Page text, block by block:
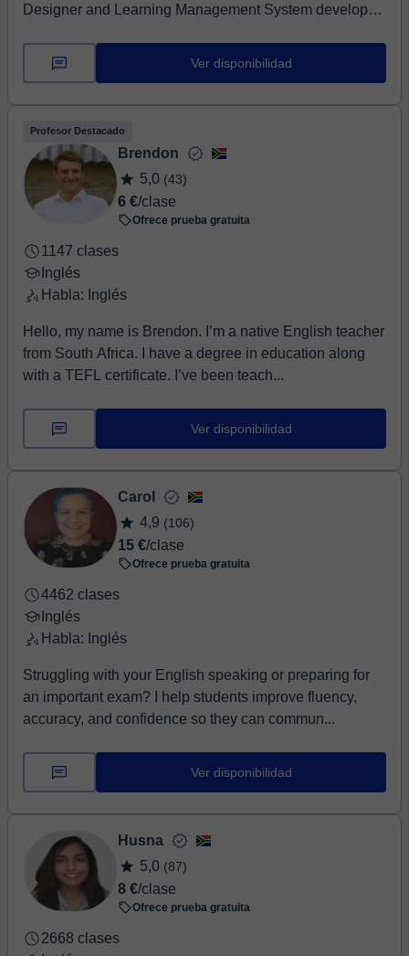
Designer and Learning Management System developer
Ver disponibilidad
Profesor Destacado
Brendon
5,0 (43)
6 €/clase
Ofrece prueba gratuita
1147 clases
Inglés
Habla: Inglés
Hello, my name is Brendon. I’m a native English teacher
from South Africa. I have a degree in education along
with a TEFL certificate. I’ve been teach...
Ver disponibilidad
Carol
4,9 (106)
15 €/clase
Ofrece prueba gratuita
4462 clases
Inglés
Habla: Inglés
Struggling with your English speaking or preparing for
an important exam? I help students improve fluency,
accuracy, and confidence so they can commun...
Ver disponibilidad
Husna
5,0 (87)
8 €/clase
Ofrece prueba gratuita
2668 clases